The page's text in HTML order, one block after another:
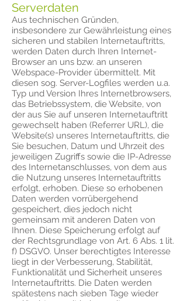
Serverdaten
Aus technischen Gründen,
insbesondere zur Gewährleistung eines
sicheren und stabilen Internetauftritts,
werden Daten durch Ihren Internet-
Browser an uns bzw. an unseren
Webspace-Provider übermittelt. Mit
diesen sog. Server-Logfiles werden u.a.
Typ und Version Ihres Internetbrowsers,
das Betriebssystem, die Website, von
der aus Sie auf unseren Internetauftritt
gewechselt haben (Referrer URL), die
Website(s) unseres Internetauftritts, die
Sie besuchen, Datum und Uhrzeit des
jeweiligen Zugriffs sowie die IP-Adresse
des Internetanschlusses, von dem aus
die Nutzung unseres Internetauftritts
erfolgt, erhoben. Diese so erhobenen
Daten werden vorrübergehend
gespeichert, dies jedoch nicht
gemeinsam mit anderen Daten von
Ihnen. Diese Speicherung erfolgt auf
der Rechtsgrundlage von Art. 6 Abs. 1 lit.
f) DSGVO. Unser berechtigtes Interesse
liegt in der Verbesserung, Stabilität,
Funktionalität und Sicherheit unseres
Internetauftritts. Die Daten werden
spätestens nach sieben Tage wieder